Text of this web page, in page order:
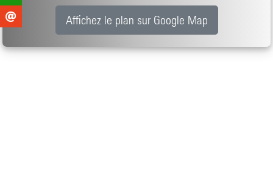
Affichez le plan sur Google Map